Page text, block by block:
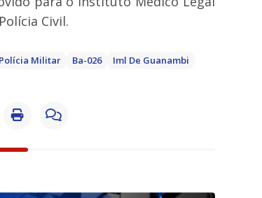
Civil.
Polícia Militar Ba-026
Iml De Guanambi